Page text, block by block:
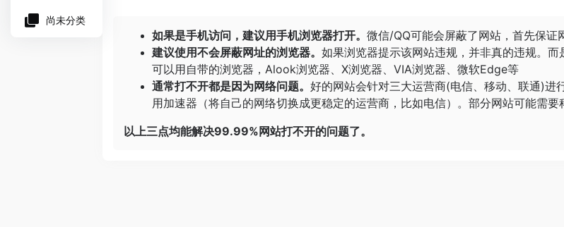
尚未分类
如果是手机访问，建议用手机浏览器打开。 微信/QQ可能会屏蔽了网站，首先保证
建议使用不会屏蔽网址的浏览器。 如果浏览器提示该网站违规，并非真的违规。
可以用自带的浏览器， Alook浏览器 X浏览器 VIA浏览器 微软Edge等
通常打不开都是因为网络问题。 好的网站会针对三大运营商(电信、移动、联通)进
用加速器（将自己的网络切换成更稳定的运营商，比如电信）。部分网站可能需
以上三点均能解决99.99%网站打不开的问题了。